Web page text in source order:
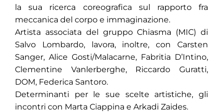
la sua ricerca coreografica sul rapporto fra
meccanica del corpo e immaginazione.
Artista associata del gruppo Chiasma (MIC) di
Salvo Lombardo, lavora, inoltre, con Carsten
Sanger, Alice Gosti/Malacarne, Fabritia D’Intino,
Clementine Vanlerberghe, Riccardo Guratti,
DOM, Federica Santoro.
Determinanti per le sue scelte artistiche, gli
incontri con Marta Ciappina e Arkadi Zaides.